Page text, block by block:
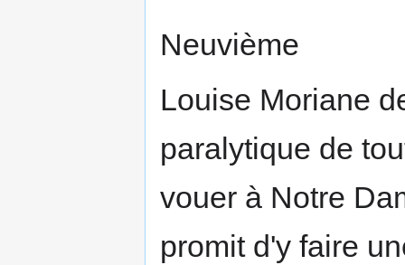
Neuvième
Louise Moriane
paralytique de
vouer à Notre
promit d'y faire